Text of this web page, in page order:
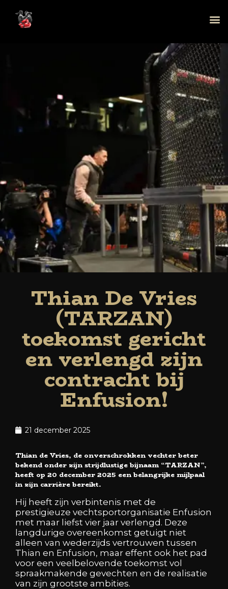
Thian De Vries
(TARZAN)
toekomst gericht
en verlengd zijn
contracht bij
Enfusion!
21 december 2025
Thian de Vries, de onverschrokken vechter beter
bekend onder zijn strijdlustige bijnaam “TARZAN”,
heeft op 20 december 2025 een belangrijke mijlpaal
in zijn carrière bereikt.
Hij heeft zijn verbintenis met de
prestigieuze vechtsportorganisatie Enfusion
met maar liefst vier jaar verlengd. Deze
langdurige overeenkomst getuigt niet
alleen van wederzijds vertrouwen tussen
Thian en Enfusion, maar effent ook het pad
voor een veelbelovende toekomst vol
spraakmakende gevechten en de realisatie
van zijn grootste ambities.